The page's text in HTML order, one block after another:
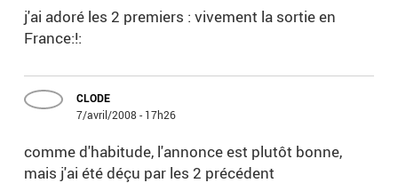
j'ai adoré les 2 premiers : vivement la sortie en
France:!:
CLODE
7/avril/2008 - 17h26
comme d'habitude, l'annonce est plutôt bonne,
mais j'ai été déçu par les 2 précédent